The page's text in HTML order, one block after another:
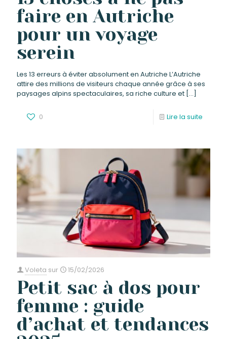
faire en Autriche
pour un voyage
serein
Les 13 erreurs à éviter absolument en Autriche L’Autriche
attire des millions de visiteurs chaque année grâce à ses
paysages alpins spectaculaires, sa riche culture et […]
0 Lire la suite
Voleta sur 15/02/2026
Petit sac à dos pour
femme : guide
d’achat et tendances